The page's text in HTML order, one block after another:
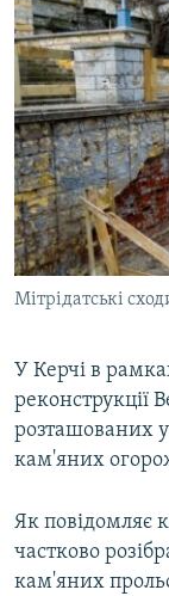
пошуку
ІНТЕРВ'Ю
ВСЕ ЗА ДЕНЬ
СПЕЦПРОЕКТИ
ДЕПОРТАЦІЯ
ВІДЕОУРОКИ
СВІДЧЕННЯ
УКРАЇНСЬКА
ІНФОГРАФІКА
ЯК ОБІЙТИ
Русский
Qırımtatar
ДОЛУЧАЙСЯ!
Усі сайти RFE/
Мітрідатські
У Керчі в
реконструкції
розташованих
кам'яних
Як повідомляє
частково
кам'яних